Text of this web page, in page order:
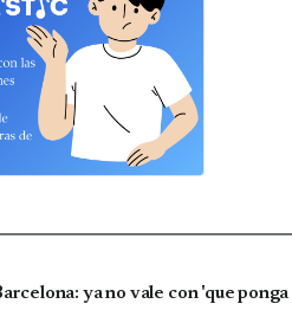
ya no vale con 'que ponga